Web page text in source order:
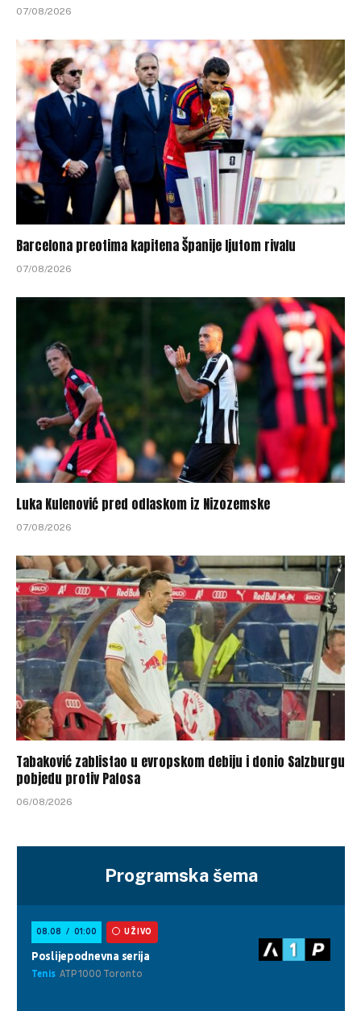
07/08/2026
Barcelona preotima kapitena Španije ljutom rivalu
07/08/2026
Luka Kulenović pred odlaskom iz Nizozemske
07/08/2026
Tabaković zablistao u evropskom debiju i donio Salzburgu
pobjedu protiv Pafosa
06/08/2026
Programska šema